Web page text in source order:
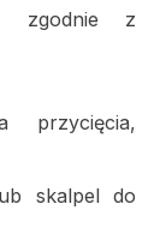
zgodnie z
przycięcia,
skalpel do